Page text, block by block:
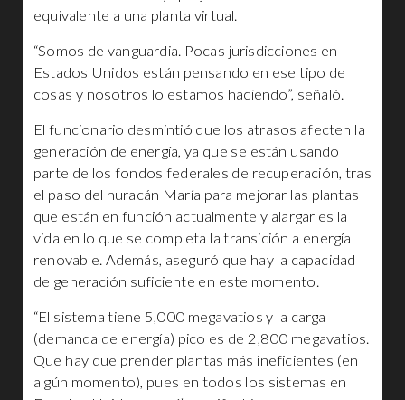
equivalente a una planta virtual.
“Somos de vanguardia. Pocas jurisdicciones en
Estados Unidos están pensando en ese tipo de
cosas y nosotros lo estamos haciendo”, señaló.
El funcionario desmintió que los atrasos afecten la
generación de energía, ya que se están usando
parte de los fondos federales de recuperación, tras
el paso del huracán María para mejorar las plantas
que están en función actualmente y alargarles la
vida en lo que se completa la transición a energía
renovable. Además, aseguró que hay la capacidad
de generación suficiente en este momento.
“El sistema tiene 5,000 megavatios y la carga
(demanda de energía) pico es de 2,800 megavatios.
Que hay que prender plantas más ineficientes (en
algún momento), pues en todos los sistemas en